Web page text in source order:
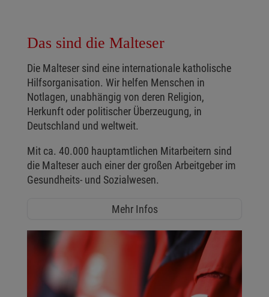
Das sind die Malteser
Die Malteser sind eine internationale katholische
Hilfsorganisation. Wir helfen Menschen in
Notlagen, unabhängig von deren Religion,
Herkunft oder politischer Überzeugung, in
Deutschland und weltweit.
Mit ca. 40.000 hauptamtlichen Mitarbeitern sind
die Malteser auch einer der großen Arbeitgeber im
Gesundheits- und Sozialwesen.
Mehr Infos